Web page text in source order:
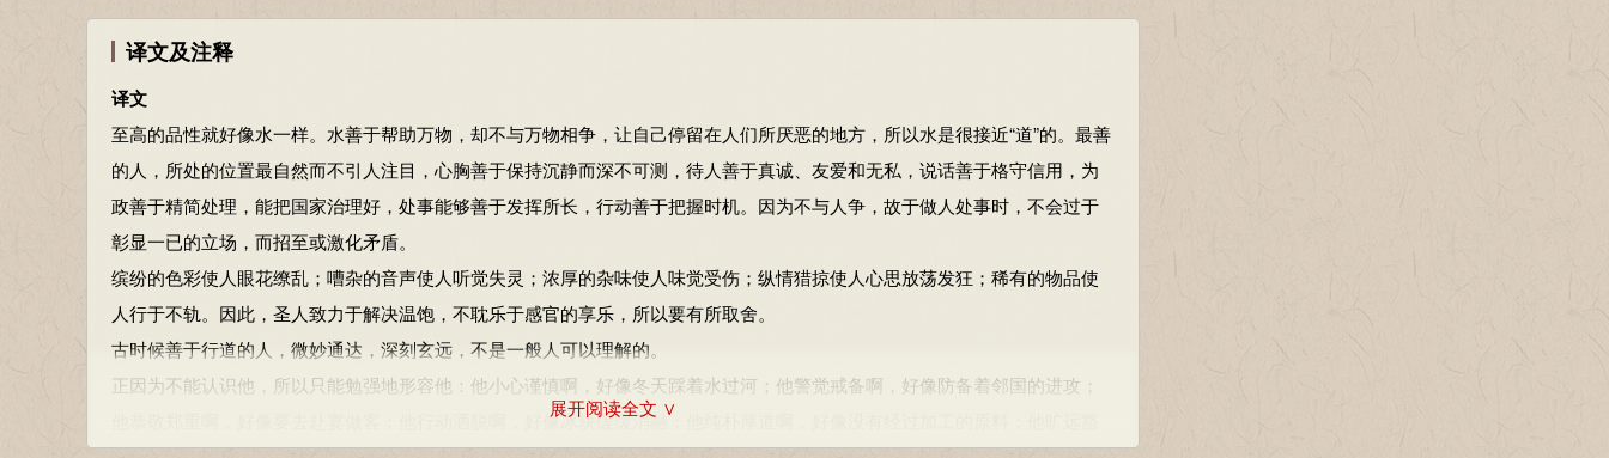
保此道者不欲盈，夫唯不盈，故能敝(bì)而新成。
保持这个“道”的人不会自满。正因为他从不自满，所以能够去故更新。
曲则全，枉则直；洼则盈，弊则新；少则得，多则惑，是以圣人抱一为天下式。
弯曲可以保全，受压反而伸直；低陷得到充盈，凋敝于是更新；单一因而得到，繁多所以迷惑。所以圣人掌握万事归一的法
则，可以治理天下。
不自见，故明；不自是，故彰；不自伐，故有功；不自矜，故长。
不单凭自己所见，反能看得清楚，不自以为是，反而受尊敬，不自我夸耀，反能见功劳，不自高自大，反能长久。
夫唯不争，故天下莫能与之争。
唯有不争的处事态度，天下才会没有人能与之抗衡。
古之所谓“曲则全”者，岂虚言哉？诚全而归之。
古时所谓“委曲便会保全”的话，怎么会是空话呢？它是实实在在能够达到的。
踮起脚尖想提高自己的高度，反而会站不稳。把正常的两步并作一步走路，反而不会走快。凭着自己的眼睛去看反而看不清。
与，善仁：与，指与别人相交相接。善仁，指有修养之人。
动，善时：行为动作善于把握有利的时机。
尤：怨咎、过失、罪过。
本节内容由匿名网友上传，原作者已无法考证。以上内容仅供学习参考，其观点不代表本站立场。
译文及注释
译文
至高的品性就好像水一样。水善于帮助万物，却不与万物相争，让自己停留在人们所厌恶的地方，所以水是很接近“道”的。最善
的人，所处的位置最自然而不引人注目，心胸善于保持沉静而深不可测，待人善于真诚、友爱和无私，说话善于格守信用，为
政善于精简处理，能把国家治理好，处事能够善于发挥所长，行动善于把握时机。因为不与人争，故于做人处事时，不会过于
彰显一已的立场，而招至或激化矛盾。
缤纷的色彩使人眼花缭乱；嘈杂的音声使人听觉失灵；浓厚的杂味使人味觉受伤；纵情猎掠使人心思放荡发狂；稀有的物品使
人行于不轨。因此，圣人致力于解决温饱，不耽乐于感官的享乐，所以要有所取舍。
古时候善于行道的人，微妙通达，深刻玄远，不是一般人可以理解的。
正因为不能认识他，所以只能勉强地形容他：他小心谨慎啊，好像冬天踩着水过河；他警觉戒备啊，好像防备着邻国的进攻；
他恭敬郑重啊，好像要去赴宴做客；他行动洒脱啊，好像冰块缓缓消融；他纯朴厚道啊，好像没有经过加工的原料；他旷远豁
展开阅读全文 ∨